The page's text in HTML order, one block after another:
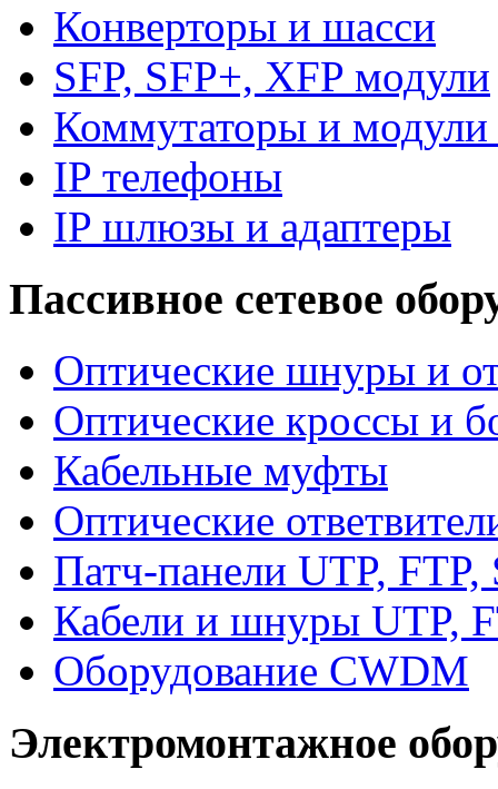
Конверторы и шасси
SFP, SFP+, XFP модули
Коммутаторы и модули
IP телефоны
IP шлюзы и адаптеры
Пассивное сетевое
Оптические шнуры и
Оптические кроссы и
Кабельные муфты
Оптические
Патч-панели UTP, FTP,
Кабели и шнуры UTP,
Оборудование CWDM
Электромонтажное